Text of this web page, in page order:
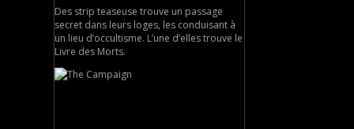
Des strip teaseuse trouve un passage
secret dans leurs loges, les conduisant à
un lieu d’occultisme. L’une d’elles trouve le
Livre des Morts.